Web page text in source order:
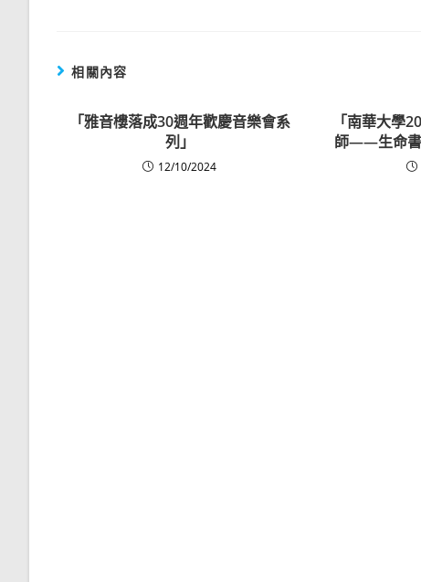
相關內容
「雅音樓落成30週年歡慶音樂會系
列」
12/10/2024
「南華大學
師——生命書